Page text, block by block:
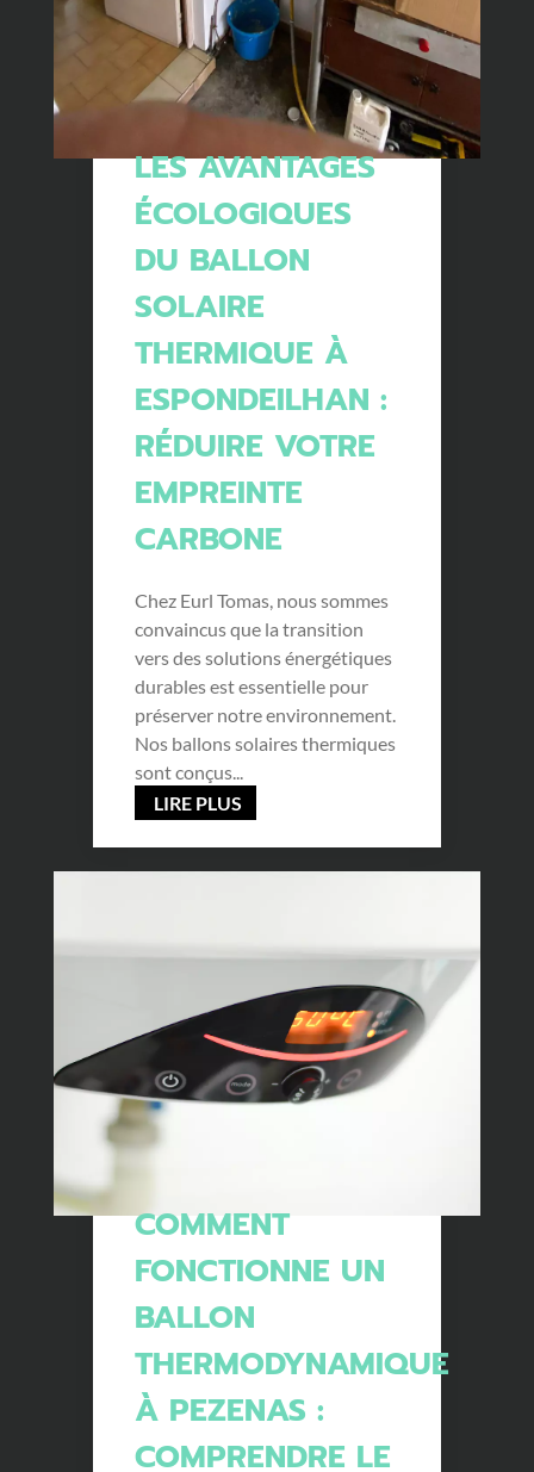
LES AVANTAGES
ÉCOLOGIQUES
DU BALLON
SOLAIRE
THERMIQUE À
ESPONDEILHAN :
RÉDUIRE VOTRE
EMPREINTE
CARBONE
Chez Eurl Tomas, nous sommes
convaincus que la transition
vers des solutions énergétiques
durables est essentielle pour
préserver notre environnement.
Nos ballons solaires thermiques
sont conçus...
LIRE PLUS
COMMENT
FONCTIONNE UN
BALLON
THERMODYNAMIQUE
À PEZENAS :
COMPRENDRE LE